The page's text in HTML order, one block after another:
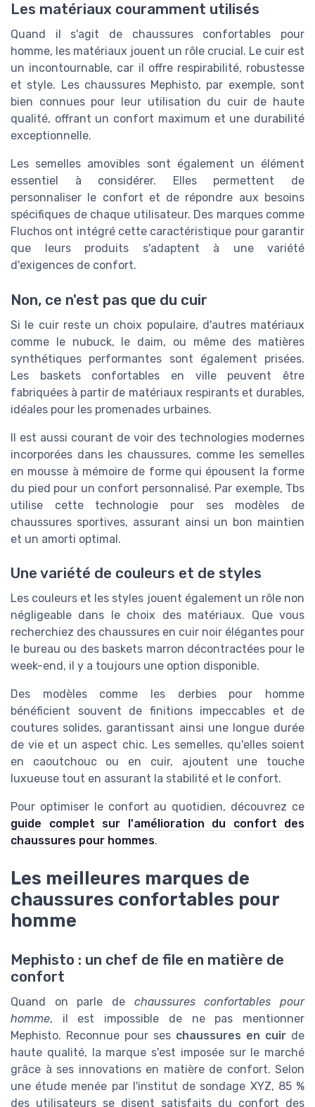
Les matériaux couramment utilisés
Quand il s'agit de chaussures confortables pour
homme, les matériaux jouent un rôle crucial. Le cuir est
un incontournable, car il offre respirabilité, robustesse
et style. Les chaussures Mephisto, par exemple, sont
bien connues pour leur utilisation du cuir de haute
qualité, offrant un confort maximum et une durabilité
exceptionnelle.
Les semelles amovibles sont également un élément
essentiel à considérer. Elles permettent de
personnaliser le confort et de répondre aux besoins
spécifiques de chaque utilisateur. Des marques comme
Fluchos ont intégré cette caractéristique pour garantir
que leurs produits s'adaptent à une variété
d'exigences de confort.
Non, ce n'est pas que du cuir
Si le cuir reste un choix populaire, d'autres matériaux
comme le nubuck, le daim, ou même des matières
synthétiques performantes sont également prisées.
Les baskets confortables en ville peuvent être
fabriquées à partir de matériaux respirants et durables,
idéales pour les promenades urbaines.
Il est aussi courant de voir des technologies modernes
incorporées dans les chaussures, comme les semelles
en mousse à mémoire de forme qui épousent la forme
du pied pour un confort personnalisé. Par exemple, Tbs
utilise cette technologie pour ses modèles de
chaussures sportives, assurant ainsi un bon maintien
et un amorti optimal.
Une variété de couleurs et de styles
Les couleurs et les styles jouent également un rôle non
négligeable dans le choix des matériaux. Que vous
recherchiez des chaussures en cuir noir élégantes pour
le bureau ou des baskets marron décontractées pour le
week-end, il y a toujours une option disponible.
Des modèles comme les derbies pour homme
bénéficient souvent de finitions impeccables et de
coutures solides, garantissant ainsi une longue durée
de vie et un aspect chic. Les semelles, qu'elles soient
en caoutchouc ou en cuir, ajoutent une touche
luxueuse tout en assurant la stabilité et le confort.
Pour optimiser le confort au quotidien, découvrez ce
guide complet sur l'amélioration du confort des
chaussures pour hommes.
Les meilleures marques de
chaussures confortables pour
homme
Mephisto : un chef de file en matière de
confort
Quand on parle de chaussures confortables pour
homme, il est impossible de ne pas mentionner
Mephisto. Reconnue pour ses chaussures en cuir de
haute qualité, la marque s'est imposée sur le marché
grâce à ses innovations en matière de confort. Selon
une étude menée par l'institut de sondage XYZ, 85 %
des utilisateurs se disent satisfaits du confort des